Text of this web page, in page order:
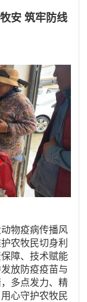
安 筑牢防线
物疫病传播风
农牧民切身利
障、技术赋能
放防疫疫苗与
多点发力、精
心守护农牧民